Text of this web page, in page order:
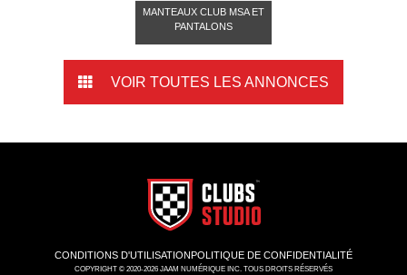
MANTEAUX CLUB MSA ET
PANTALONS
VOIR TOUTES LES ANNONCES
CONDITIONS D'UTILISATIONPOLITIQUE DE CONFIDENTIALITÉ
COPYRIGHT © 2020-2026 JAAM NUMÉRIQUE INC. TOUS DROITS RÉSERVÉS